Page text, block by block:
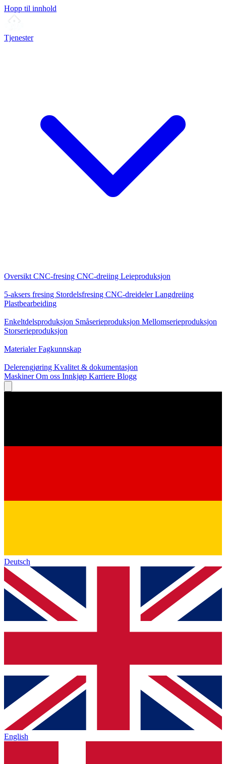
Hopp til innhold
Tjenester
Oversikt CNC-fresing CNC-dreiing Leieproduksjon
5-aksers fresing Stordelsfresing CNC-dreidelerLangdreiing
Plastbearbeiding
Enkeltdelsproduksjon Småserieproduksjon Mellomserieproduksjon
Storserieproduksjon
MaterialerFagkunnskap
Delerengjøring Kvalitet & dokumentasjon
MaskinerOm oss Innkjøp Karriere Blogg
Deutsch
English